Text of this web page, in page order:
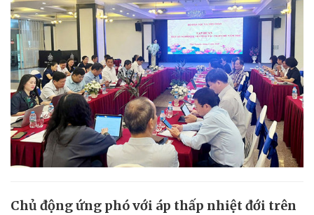
Chủ động ứng phó với áp thấp nhiệt đới trên